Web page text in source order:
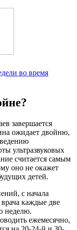
во время
завершается
ожидает двойню,
ультразвуковых
считается самым
оно не окажет
детей.
с начала
каждые две
неделю.
ежемесячно,